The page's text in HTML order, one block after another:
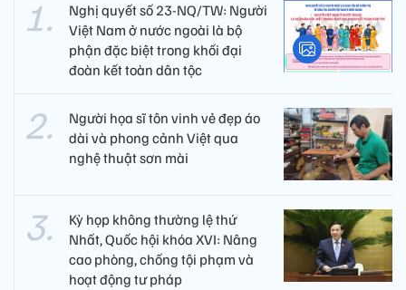
Nghị quyết số 23-NQ/TW: Người
Việt Nam ở nước ngoài là bộ
phận đặc biệt trong khối đại
đoàn kết toàn dân tộc
Người họa sĩ tôn vinh vẻ đẹp áo
dài và phong cảnh Việt qua
nghệ thuật sơn mài
Kỳ họp không thường lệ thứ
Nhất, Quốc hội khóa XVI: Nâng
cao phòng, chống tội phạm và
hoạt động tư pháp